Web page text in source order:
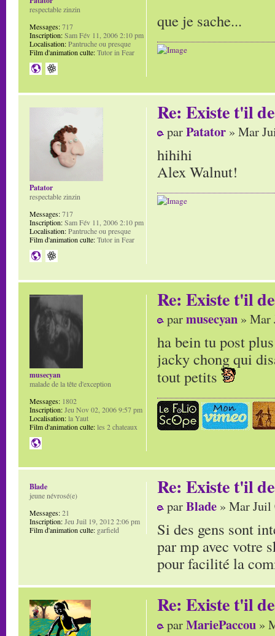
que je sache...
respectable zinzin
Messages:717
Inscription:Sam Fév 11, 2006 2:10 pm
Localisation:Pantruche ou presque
Film d'animation culte:Tutor in Fear
Re: Existe t'il
parPatator » Mar
hihihi
Alex Walnut!
Patator
respectable zinzin
Messages:717
Inscription:Sam Fév 11, 2006 2:10 pm
Localisation:Pantruche ou presque
Film d'animation culte:Tutor in Fear
Re: Existe t'il
parmusecyan » Mar
ha bein tu post
jacky chong qui
tout petits
musecyan
malade de la tête d'exception
Messages: 1802
Inscription:Jeu Nov 02, 2006 9:57 pm
Localisation:la Yaut
Film d'animation culte:les 2 chateaux
Re: Existe t'il
parBlade » Mar Juil
Si des gens sont
par mp avec votre
pour facilité la
Blade
jeune névrosé(e)
Messages:21
Inscription:Jeu Juil 19, 2012 2:06 pm
Film d'animation culte: garfield
Re: Existe t'il
parMariePaccou »